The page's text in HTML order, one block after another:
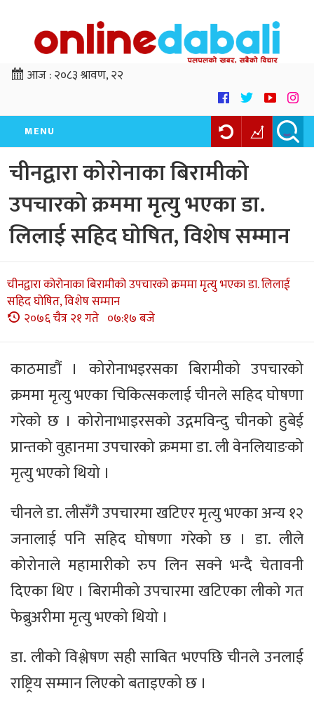
आज :२०८३ श्रावण, २२
MENU
चीनद्वारा कोरोनाका बिरामीको
उपचारको क्रममा मृत्यु भएका डा.
लिलाई सहिद घोषित, विशेष सम्मान
चीनद्वारा कोरोनाका बिरामीको उपचारको क्रममा मृत्यु भएका डा. लिलाई
सहिद घोषित, विशेष सम्मान
२०७६ चैत्र २१ गते ०७:१७ बजे
काठमाडौं । कोरोनाभइरसका बिरामीको उपचारको
क्रममा मृत्यु भएका चिकित्सकलाई चीनले सहिद घोषणा
गरेको छ । कोरोनाभाइरसको उद्गमविन्दु चीनको हुबेई
प्रान्तको वुहानमा उपचारको क्रममा डा. ली वेनलियाङको
मृत्यु भएको थियो ।
चीनले डा. लीसँगै उपचारमा खटिएर मृत्यु भएका अन्य १२
जनालाई पनि सहिद घोषणा गरेको छ । डा. लीले
कोरोनाले महामारीको रुप लिन सक्ने भन्दै चेतावनी
दिएका थिए । बिरामीको उपचारमा खटिएका लीको गत
फेब्रुअरीमा मृत्यु भएको थियो ।
डा. लीको विश्लेषण सही साबित भएपछि चीनले उनलाई
राष्ट्रिय सम्मान लिएको बताइएको छ ।